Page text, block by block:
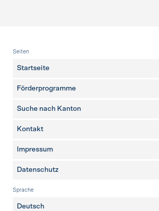
Fusszeile
Seiten
Startseite
Förderprogramme
Suche nach Kanton
weitere Seiten
Kontakt
Impressum
Datenschutz
Sprache
Deutsch